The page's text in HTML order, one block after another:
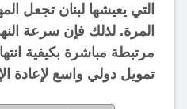
التي يعيشها لبنان تجعل
المرة. لذلك فإن سرعة
مرتبطة مباشرة بكيفية
تمويل دولي واسع لإعادة